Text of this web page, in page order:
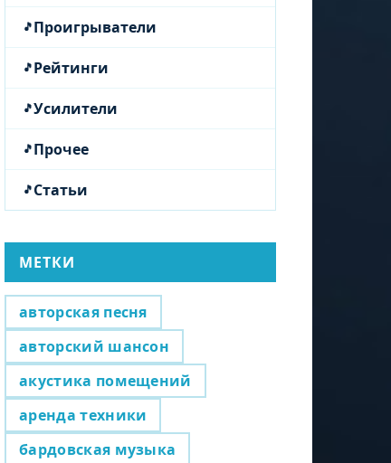
Проигрыватели
Рейтинги
Усилители
Прочее
Статьи
МЕТКИ
авторская песня
авторский шансон
акустика помещений
аренда техники
бардовская музыка